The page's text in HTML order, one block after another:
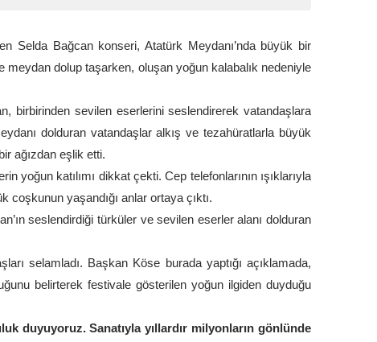
Selda Bağcan konseri, Atatürk Meydanı’nda büyük bir
meydan dolup taşarken, oluşan yoğun kalabalık nedeniyle
birbirinden sevilen eserlerini seslendirerek vatandaşlara
dolduran vatandaşlar alkış ve tezahüratlarla büyük
ağızdan eşlik etti.
yoğun katılımı dikkat çekti. Cep telefonlarının ışıklarıyla
yaşandığı anlar ortaya çıktı.
seslendirdiği türküler ve sevilen eserler alanı dolduran
selamladı. Başkan Köse burada yaptığı açıklamada,
belirterek festivale gösterilen yoğun ilgiden duyduğu
duyuyoruz. Sanatıyla yıllardır milyonların gönlünde